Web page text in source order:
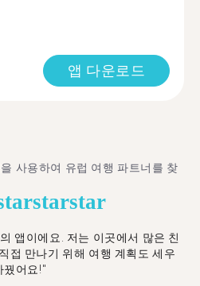
앱 다운로드
사용하여 유럽 여행 파트너를 찾
starstar
앱이에요. 저는 이곳에서 많은 친
접 만나기 위해 여행 계획도 세우
꿨어요!"